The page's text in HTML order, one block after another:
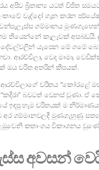
අපිව බ්‍රිතාන්‍ය යටත් විජිත
වැද්දෝ ගැන කරන
ගම්මානය
තියෙන්නේ කැලෑවක් අසබඩයි.
යැපෙන මේ ගමේ
ආරච්චිලා, වෙද මාමා,
ඔය චරිත අතරින් කීපයක්.
චරිතය “කෝරළේ
බවටත් වෙනස් වුණා. ඒ
ඉඳපු හැම චරිතයක් ම
ගම්මානවලදී මුණගැහුණු
කතාංගය විකාශනය වුණේ
අවසන්